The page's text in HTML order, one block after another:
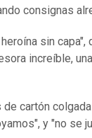
consignas
sin
increíble,
de cartón
y "no se